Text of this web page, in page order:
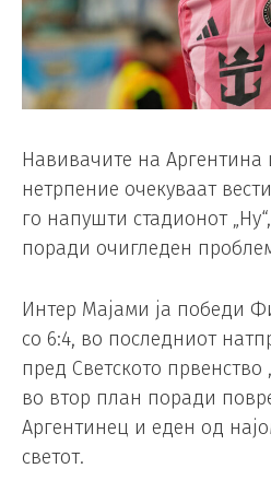
Навивачите на Аргентина
нетрпение очекуваат
го напушти стадионот
поради очигледен
Интер Мајами ја победи
со 6:4, во последниот
пред Светското првенство
во втор план поради
Аргентинец и еден од
светот.